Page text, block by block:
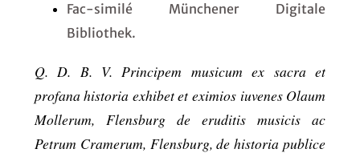
Fac-similé Münchener Digitale
Bibliothek.
Q. D. B. V. Principem musicum ex sacra et
profana historia exhibet et eximios iuvenes Olaum
Mollerum, Flensburg de eruditis musicis ac
Petrum Cramerum, Flensburg, de historia publice